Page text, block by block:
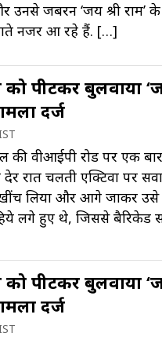
उनसे जबरन ‘जय श्री राम’ के
नजर आ रहे हैं. […]
पीटकर बुलवाया
दर्ज
की वीआईपी रोड पर एक
रात चलती एक्टिवा पर
लिया और आगे जाकर उसे
लगे हुए थे, जिससे बैरिकेड
पीटकर बुलवाया
दर्ज